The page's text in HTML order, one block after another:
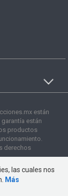
están
están
productos
derechos
las cuales nos
Más